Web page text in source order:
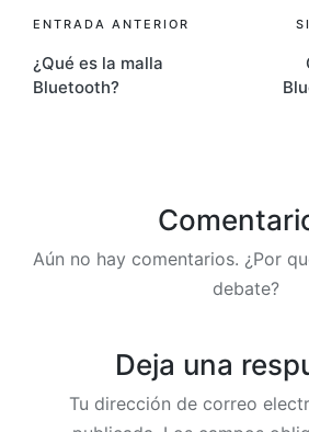
Navegación
de
ENTRADA ANTERIOR
¿Qué es la malla
Bluetooth?
Aún no hay comentarios. ¿Por
debate?
Deja una
Tu dirección de correo